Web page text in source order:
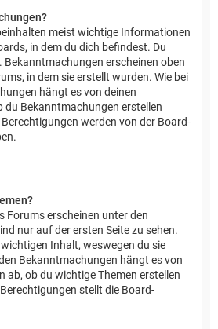
meist wichtige Informationen
in dem du dich befindest. Du
Bekanntmachungen erscheinen oben
in dem sie erstellt wurden. Wie bei
hängt es von deinen
du Bekanntmachungen erstellen
werden von der Board-
Forums erscheinen unter den
nur auf der ersten Seite zu sehen.
Inhalt, weswegen du sie
Bekanntmachungen hängt es von
ab, ob du wichtige Themen erstellen
stellt die Board-